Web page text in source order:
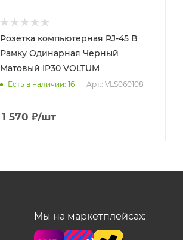
Розетка компьютерная RJ-45 В
Рамку Одинарная Черный
Матовый IP30 VOLTUM
Есть в наличии: 16 Арт.: VLS060108
1 570 ₽/шт
Мы на маркетплейсах: